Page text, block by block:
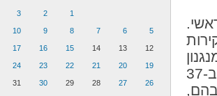
החקירה. 143 מהתלונות נחקרו והועברו לידי הפצ”ר. ב-37
טיפל בהם,
1
2
3
5
6
7
8
9
10
12
13
14
15
16
17
19
20
21
22
23
24
26
27
28
29
30
31